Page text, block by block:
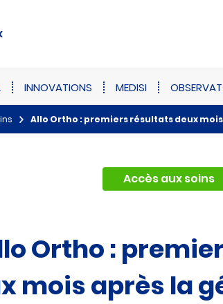
INNOVATIONS MEDISI
Allo Ortho : premiers résultats deux
Accès aux soins
Ortho :
mois après la